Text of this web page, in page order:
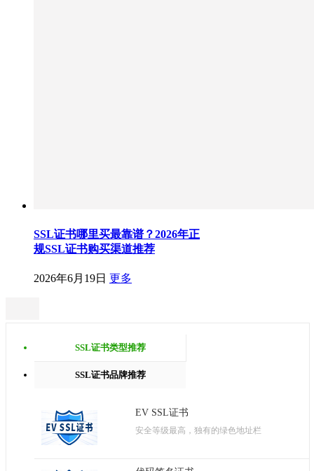
SSL证书哪里买最靠谱？2026年正
规SSL证书购买渠道推荐
2026年6月19日 更多
SSL证书类型推荐
SSL证书品牌推荐
EV SSL证书
安全等级最高，独有的绿色地址栏